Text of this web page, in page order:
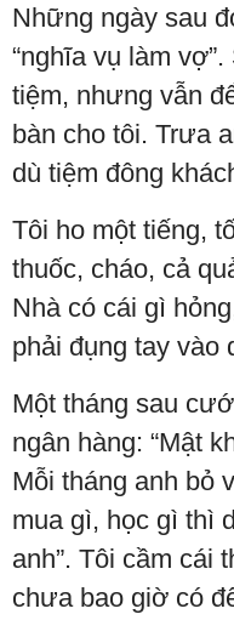
Những ngày sau
“nghĩa vụ làm
tiệm, nhưng vẫn
bàn cho tôi. Trưa
dù tiệm đông
Tôi ho một tiếng,
thuốc, cháo, cả
Nhà có cái gì
phải đụng tay vào
Một tháng sau
ngân hàng: “Mật
Mỗi tháng anh bỏ
mua gì, học gì thì
anh”. Tôi cầm cái
chưa bao giờ có